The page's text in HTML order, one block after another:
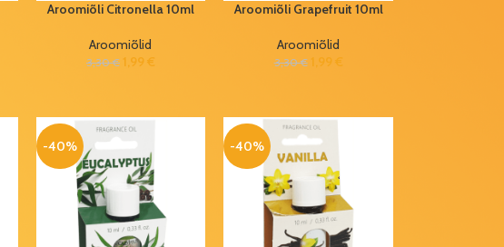
Aroomiõli Citronella 10ml
Aroomiõlid
3,30€ 1,99 €
Aroomiõli Grapefruit 10ml
Aroomiõlid
3,30€ 1,99 €
-40% -40%